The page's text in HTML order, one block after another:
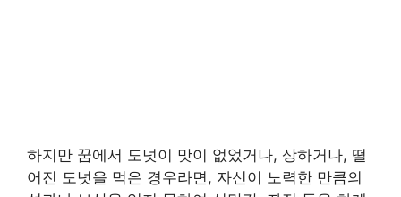
하지만 꿈에서 도넛이 맛이 없었거나, 상하거나, 떨
어진 도넛을 먹은 경우라면, 자신이 노력한 만큼의